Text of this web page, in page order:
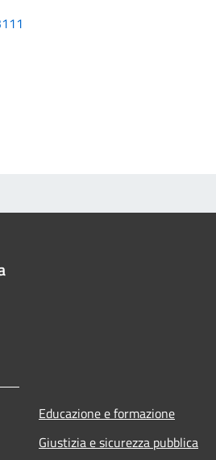
Educazione e formazione
Giustizia e sicurezza pubblica